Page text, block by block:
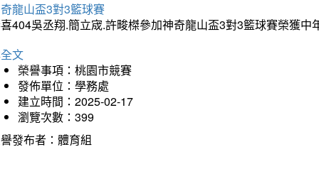
龍山盃3對3籃球賽
404吳丞翔.簡立宬.許畯榤參加神奇龍山盃3對3籃球賽榮獲中
文
榮譽事項：桃園市競賽
發佈單位：學務處
建立時間：2025-02-17
瀏覽次數：399
發布者：體育組